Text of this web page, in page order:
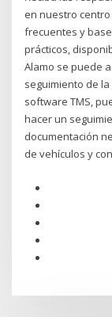
en nuestro
frecuentes y
prácticos,
Alamo se puede
seguimiento de
software TMS,
hacer un
documentación
de vehículos y